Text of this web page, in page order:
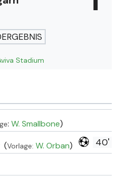
Stadium
: W. Smallbone)
40'
(Vorlage: W. Orban)